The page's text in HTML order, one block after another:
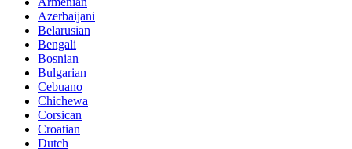
Azerbaijani
Belarusian
Bengali
Bosnian
Bulgarian
Cebuano
Chichewa
Corsican
Croatian
Dutch